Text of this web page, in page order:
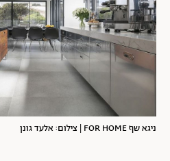
ניגא שף FOR HOME | צילום: אלעד גונן